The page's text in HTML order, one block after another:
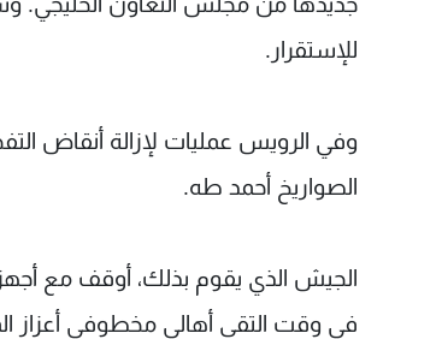
للإستقرار.
وفي الرويس عمليات لإزالة أنقاض
الصواريخ أحمد طه.
الجيش الذي يقوم بذلك، أوقف مع
في وقت التقى أهالي مخطوفي أعزاز